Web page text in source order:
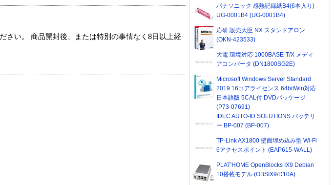
さい。 商品開封後、または特別の事情なく8日以上経
パナソニック 感熱記録紙B4(6本入り)
UG-0001B4 (UG-0001B4)
応研 販売大臣 NX スタンドアロン
(OKN-423533)
大電 環境対応 1000BASE-T/X メディ
アコンバータ (DN1800SG2E)
Microsoft Windows Server Standard
2019 16コアライセンス 64bitWin対応
日本語版 5CAL付 DVDパッケージ
(P73-07691)
IDEC AUTO-ID SOLUTIONS バッテリ
ー BP-007 (BP-007)
TP-Link AX1800 壁面埋め込み型 Wi-Fi
6アクセスポイント (EAP615-WALL)
PLAT'HOME OpenBlocks IX9 Debian
10搭載モデル (OBSIX9/D10A)